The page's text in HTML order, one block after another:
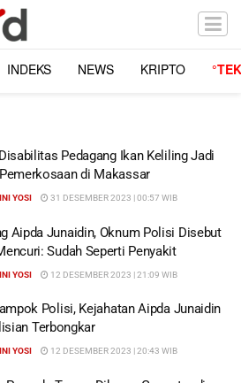
INDEKS NEWS KRIPTO
Pedagang Ikan Keliling Jadi
di Makassar
YOSI 31 DESEMBER 2023 | 00:57 WIB
Aipda Junaidin, Oknum Polisi Disebut
Sudah Seperti Penyakit
YOSI 12 DESEMBER 2023 | 21:09 WIB
Polisi, Kejahatan Aipda Junaidin
Terbongkar
YOSI 12 DESEMBER 2023 | 20:43 WIB